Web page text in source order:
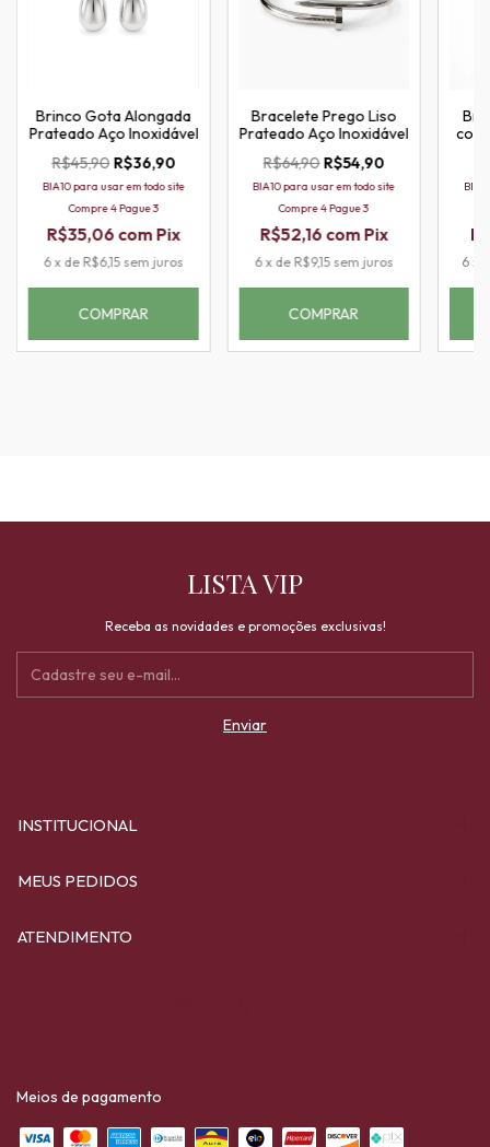
Brinco Gota Alongada
Prateado Aço Inoxidável
R$45,90R$36,90
BIA10 para usar em todo site
Compre 4 Pague 3
R$35,06 com Pix
6 x de R$6,15 sem juros
Bracelete Prego Liso
Prateado Aço Inoxidável
R$64,90R$54,90
BIA10 para usar em todo site
Compre 4 Pague 3
R$52,16 com Pix
6 x de R$9,15 sem juros
com
6 x
LISTA VIP
Receba as novidades e promoções exclusivas!
INSTITUCIONAL
MEUS PEDIDOS
ATENDIMENTO
Meios de pagamento